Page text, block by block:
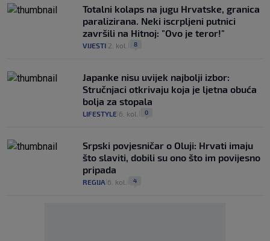
Totalni kolaps na jugu Hrvatske, granica
paralizirana. Neki iscrpljeni putnici
završili na Hitnoj: "Ovo je teror!"
VIJESTI 2. kol. 8
Japanke nisu uvijek najbolji izbor:
Stručnjaci otkrivaju koja je ljetna obuća
bolja za stopala
LIFESTYLE 6. kol. 0
Srpski povjesničar o Oluji: Hrvati imaju
što slaviti, dobili su ono što im povijesno
pripada
REGIJA 6. kol. 4